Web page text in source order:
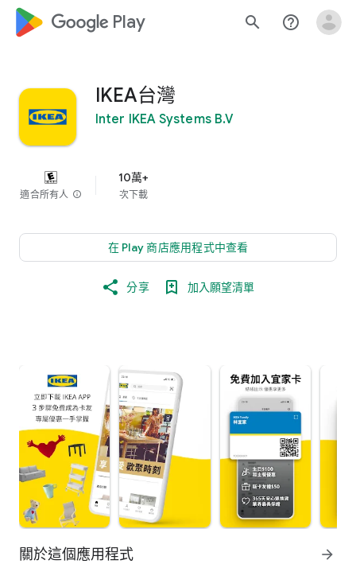
google_logo Play search help_outline
IKEA台灣
Inter IKEA Systems B.V
適合所有人 info
10萬+
次下載
在 Play 商店應用程式中查看
分享 加入願望清單
關於這個應用程式 arrow_forward